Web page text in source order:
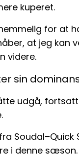
kuperet.
for at
at jeg
videre.
sin
udgå,
i denne sæson.